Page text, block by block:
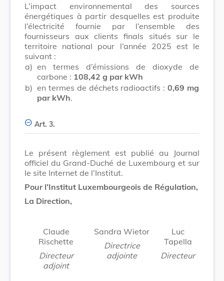
L’impact environnemental des sources
énergétiques à partir desquelles est produite
l’électricité fournie par l’ensemble des
fournisseurs aux clients finals situés sur le
territoire national pour l’année 2025 est le
suivant :
a) en termes d’émissions de dioxyde de
carbone : 108,42 g par kWh
b) en termes de déchets radioactifs :0,69 mg
par kWh.
Art. 3.
Le présent règlement est publié au Journal
officiel du Grand-Duché de Luxembourg et sur
le site Internet de l’Institut.
Pour l’Institut Luxembourgeois de Régulation,
La Direction,
Claude
Rischette
Directeur
adjoint
Sandra Wietor
Directrice
adjointe
Luc
Tapella
Directeur